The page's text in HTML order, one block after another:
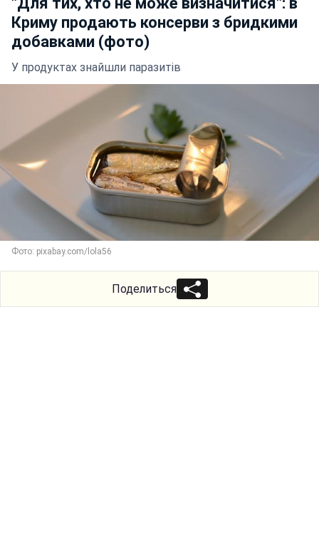
Криму продають консерви з бридкими
добавками (фото)
У продуктах знайшли паразитів
Фото: pixabay.com/lola56
Поделиться